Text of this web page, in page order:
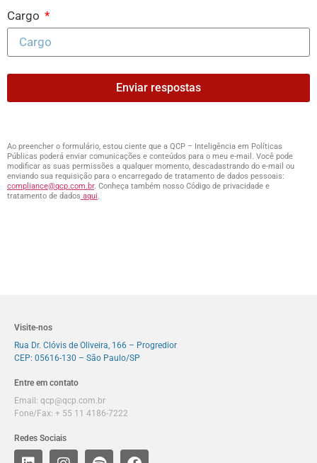
Cargo
Enviar respostas
Ao preencher o formulário, estou ciente que a QCP – Inteligência em Políticas
Públicas poderá enviar comunicações e conteúdos para o meu e-mail. Você pode
modificar as suas permissões a qualquer momento, descadastrando do e-mail ou
enviando sua requisição para o encarregado de tratamento de dados pessoais:
compliance@qcp.com.br. Conheça também nosso Código de privacidade e
tratamento de dados aqui
Visite-nos
Rua Dr. Clóvis de Oliveira, 166 – Progredior
CEP: 05616-130 – São Paulo/SP
Entre em contato
Email: qcp@qcp.com.br
Fone/Fax: + 55 11 4186-7222
Redes Sociais